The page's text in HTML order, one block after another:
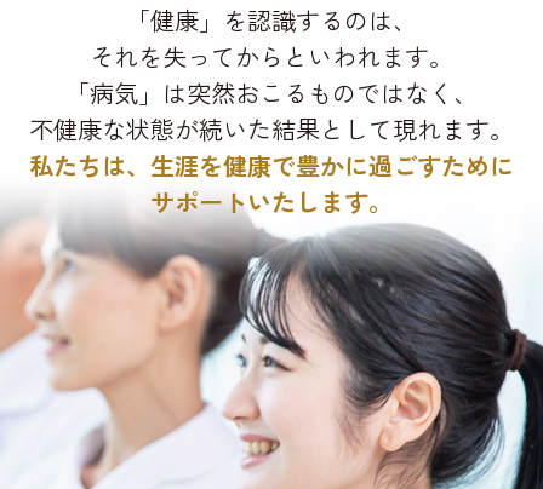
「健康」を認識するのは、
それを失ってからといわれます。
「病気」は突然おこるものではなく、
不健康な状態が続いた結果として現れます。
私たちは、生涯を健康で豊かに過ごすために
サポートいたします。